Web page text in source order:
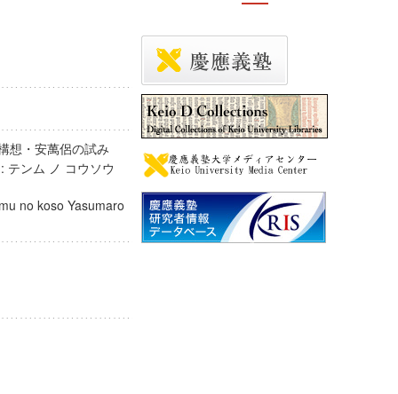
想・安萬侶の試み
テンム ノ コウソウ
no koso Yasumaro